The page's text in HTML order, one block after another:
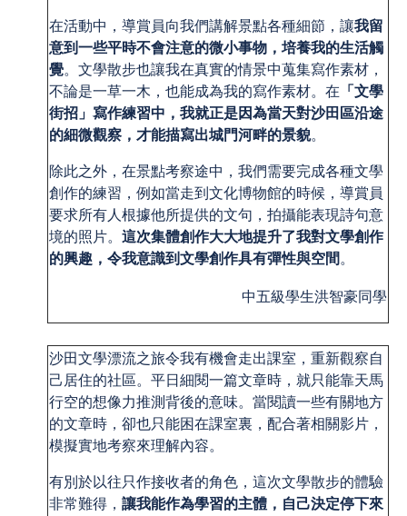
在活動中，導賞員向我們講解景點各種細節，讓我留
意到一些平時不會注意的微小事物，培養我的生活觸
覺。文學散步也讓我在真實的情景中蒐集寫作素材，
不論是一草一木，也能成為我的寫作素材。在 「文學
街招」寫作練習中，我就正是因為當天對沙田區沿途
的細微觀察，才能描寫出城門河畔的景貌。
除此之外，在景點考察途中，我們需要完成各種文學
創作的練習，例如當走到文化博物館的時候，導賞員
要求所有人根據他所提供的文句，拍攝能表現詩句意
境的照片。 這次集體創作大大地提升了我對文學創作
的興趣，令我意識到文學創作具有彈性與空間。
中五級學生洪智豪同學
沙田文學漂流之旅令我有機會走出課室，重新觀察自
己居住的社區。平日細閱一篇文章時，就只能靠天馬
行空的想像力推測背後的意味。當閱讀一些有關地方
的文章時，卻也只能困在課室裏，配合著相關影片，
模擬實地考察來理解內容。
有別於以往只作接收者的角色，這次文學散步的體驗
非常難得， 讓我能作為學習的主體，自己決定停下來